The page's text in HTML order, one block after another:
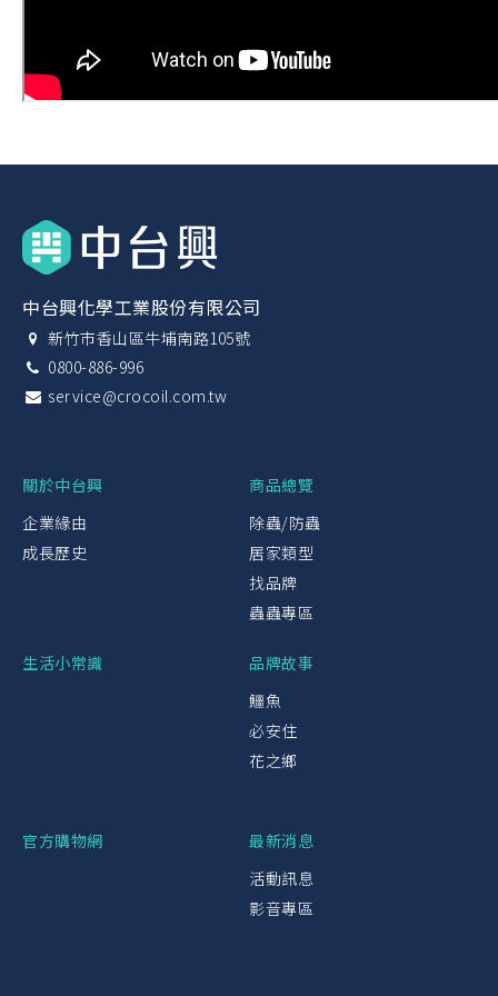
中台興化學工業股份有限公司
新竹市香山區牛埔南路105號
0800-886-996
service@crocoil.com.tw
關於中台興
企業緣由
成長歷史
商品總覽
除蟲/防蟲
居家類型
找品牌
蟲蟲專區
生活小常識
品牌故事
鱷魚
必安住
花之鄉
官方購物網
最新消息
活動訊息
影音專區